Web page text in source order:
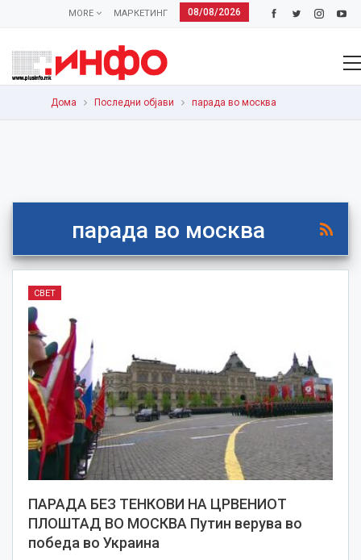
08/08/2026
МАРКЕТИНГ
MORE
Дома Последни објави парада во москва
парада во москва
СВЕТ
ПАРАДА БЕЗ ТЕНКОВИ НА ЦРВЕНИОТ
ПЛОШТАД ВО МОСКВА Путин верува во
победа во Украина